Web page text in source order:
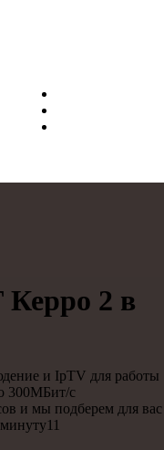
2 в
и IpTV для работы
300МБит/с
и мы подберем для вас